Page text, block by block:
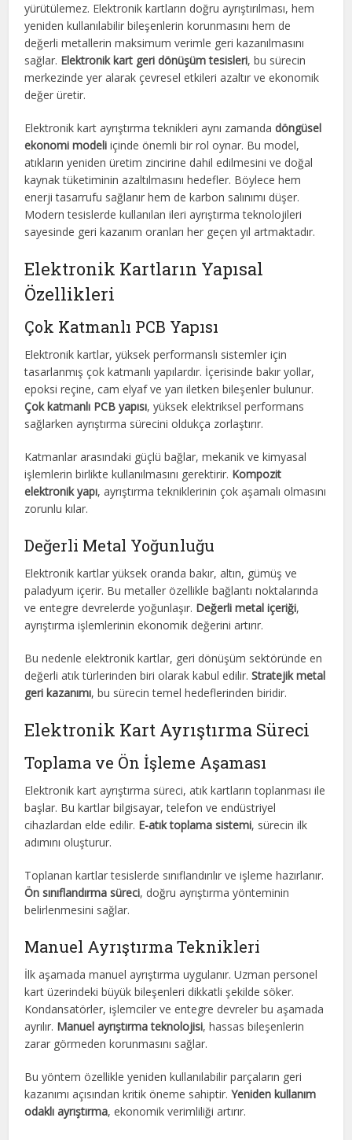
yürütülemez. Elektronik kartların doğru ayrıştırılması, hem
yeniden kullanılabilir bileşenlerin korunmasını hem de
değerli metallerin maksimum verimle geri kazanılmasını
sağlar. Elektronik kart geri dönüşüm tesisleri, bu sürecin
merkezinde yer alarak çevresel etkileri azaltır ve ekonomik
değer üretir.
Elektronik kart ayrıştırma teknikleri aynı zamandadöngüsel
ekonomi modeli içinde önemli bir rol oynar. Bu model,
atıkların yeniden üretim zincirine dahil edilmesini ve doğal
kaynak tüketiminin azaltılmasını hedefler. Böylece hem
enerji tasarrufu sağlanır hem de karbon salınımı düşer.
Modern tesislerde kullanılan ileri ayrıştırma teknolojileri
sayesinde geri kazanım oranları her geçen yıl artmaktadır.
Elektronik Kartların Yapısal
Özellikleri
Çok Katmanlı PCB Yapısı
Elektronik kartlar, yüksek performanslı sistemler için
tasarlanmış çok katmanlı yapılardır. İçerisinde bakır yollar,
epoksi reçine, cam elyaf ve yarı iletken bileşenler bulunur.
Çok katmanlı PCB yapısı, yüksek elektriksel performans
sağlarken ayrıştırma sürecini oldukça zorlaştırır.
Katmanlar arasındaki güçlü bağlar, mekanik ve kimyasal
işlemlerin birlikte kullanılmasını gerektirir. Kompozit
elektronik yapı, ayrıştırma tekniklerinin çok aşamalı olmasını
zorunlu kılar.
Değerli Metal Yoğunluğu
Elektronik kartlar yüksek oranda bakır, altın, gümüş ve
paladyum içerir. Bu metaller özellikle bağlantı noktalarında
ve entegre devrelerde yoğunlaşır. Değerli metal içeriği,
ayrıştırma işlemlerinin ekonomik değerini artırır.
Bu nedenle elektronik kartlar, geri dönüşüm sektöründe en
değerli atık türlerinden biri olarak kabul edilir.Stratejik metal
geri kazanımı, bu sürecin temel hedeflerinden biridir.
Elektronik Kart Ayrıştırma Süreci
Toplama ve Ön İşleme Aşaması
Elektronik kart ayrıştırma süreci, atık kartların toplanması ile
başlar. Bu kartlar bilgisayar, telefon ve endüstriyel
cihazlardan elde edilir. E-atık toplama sistemi, sürecin ilk
adımını oluşturur.
Toplanan kartlar tesislerde sınıflandırılır ve işleme hazırlanır.
Ön sınıflandırma süreci, doğru ayrıştırma yönteminin
belirlenmesini sağlar.
Manuel Ayrıştırma Teknikleri
İlk aşamada manuel ayrıştırma uygulanır. Uzman personel
kart üzerindeki büyük bileşenleri dikkatli şekilde söker.
Kondansatörler, işlemciler ve entegre devreler bu aşamada
ayrılır. Manuel ayrıştırma teknolojisi, hassas bileşenlerin
zarar görmeden korunmasını sağlar.
Bu yöntem özellikle yeniden kullanılabilir parçaların geri
kazanımı açısından kritik öneme sahiptir.Yeniden kullanım
odaklı ayrıştırma, ekonomik verimliliği artırır.